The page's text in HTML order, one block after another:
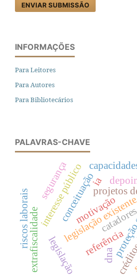
ENVIAR SUBMISSÃO
INFORMAÇÕES
Para Leitores
Para Autores
Para Bibliotecários
PALAVRAS-CHAVE
conceituação
legislação
projetos
interesse público
extrafiscalidade legislação
riscos laborais referência
motivação
segurança ia
dna